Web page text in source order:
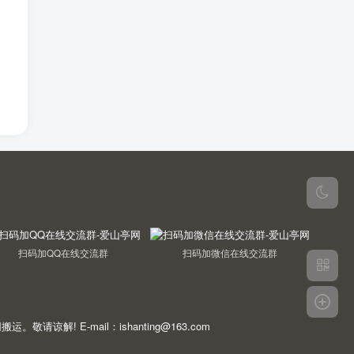
扫码加QQ在线交流群 扫码加微信在线交流群
运。敬请谅解! E-mail：ishanting@163.com